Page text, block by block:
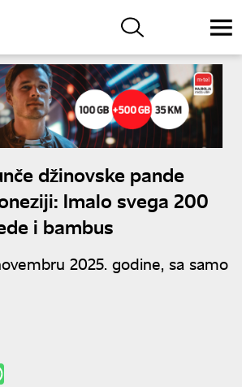
džinovske pande
Imalo svega 200
i bambus
2025. godine, sa samo